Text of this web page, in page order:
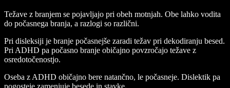
Težave z branjem se pojavljajo pri obeh motnjah. Obe lahko vodita
do počasnega branja, a razlogi so različni.
Pri disleksiji je branje počasnejše zaradi težav pri dekodiranju besed.
Pri ADHD pa počasno branje običajno povzročajo težave z
osredotočenostjo.
Oseba z ADHD običajno bere natančno, le počasneje. Dislektik pa
pogosteje zamenjuje besede in stavke.